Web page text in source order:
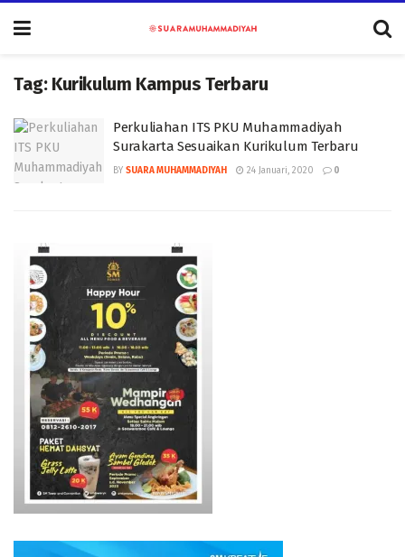
Tag: Kurikulum Kampus Terbaru
Perkuliahan ITS PKU Muhammadiyah
Surakarta Sesuaikan Kurikulum Terbaru
BY SUARA MUHAMMADIYAH 24 Januari, 2020 0